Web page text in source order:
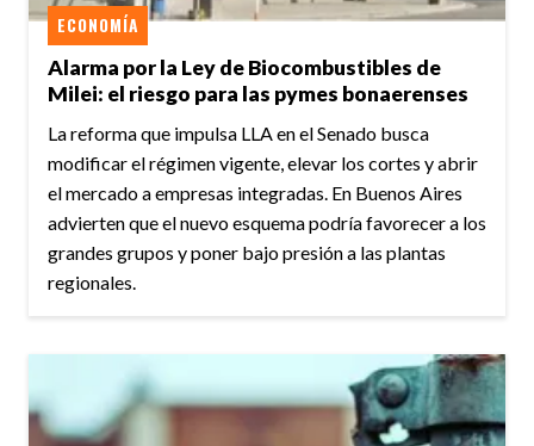
Alarma por la Ley de Biocombustibles de
Milei: el riesgo para las pymes bonaerenses
ECONOMÍA
La reforma que impulsa LLA en el Senado busca
modificar el régimen vigente, elevar los cortes y abrir
el mercado a empresas integradas. En Buenos Aires
advierten que el nuevo esquema podría favorecer a los
grandes grupos y poner bajo presión a las plantas
regionales.